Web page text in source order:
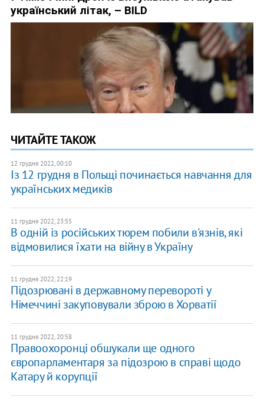
ЧИТАЙТЕ ТАКОЖ
12 грудня 2022, 00:10
Із 12 грудня в Польщі починається навчання для
українських медиків
11 грудня 2022, 23:55
В одній із російських тюрем побили в'язнів, які
відмовилися їхати на війну в Україну
11 грудня 2022, 22:19
​Підозрювані в державному перевороті у
Німеччині закуповували зброю в Хорватії
11 грудня 2022, 20:58
Правоохоронці обшукали ще одного
європарламентаря за підозрою в справі щодо
Катару й корупції